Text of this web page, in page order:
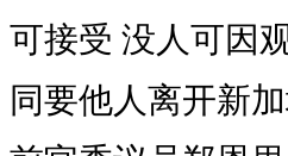
可接受 没人可因
同要他人离开新